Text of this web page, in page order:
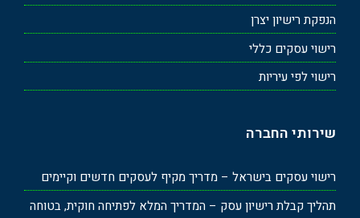
הנפקת רישיון יצרן
רישוי עסקים כללי
רישוי לפי עיריות
שירותי החברה
רישוי עסקים בישראל – מדריך מקיף לעסקים חדשים וקיימים
תהליך קבלת רישיון עסק – המדריך המלא לפתיחה חוקית, בטוחה